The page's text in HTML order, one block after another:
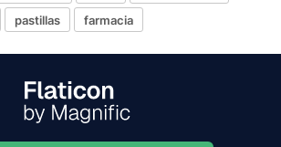
pastillas farmacia